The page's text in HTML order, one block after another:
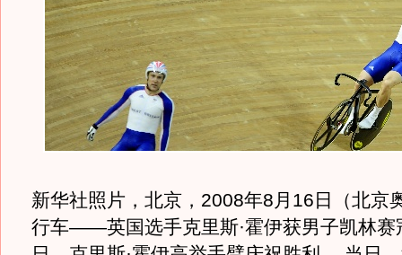
新华社照片，北京，2008年8月16日（北京
行车——英国选手克里斯·霍伊获男子凯林赛